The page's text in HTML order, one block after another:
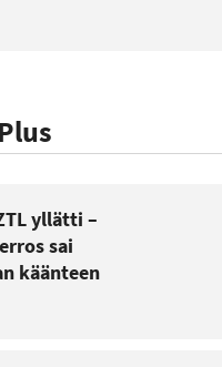
yllätti –
sai
käänteen